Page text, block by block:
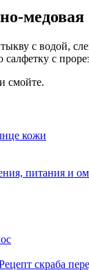
медовая
с водой,
с
смойте.
кожи
питания и
скраба